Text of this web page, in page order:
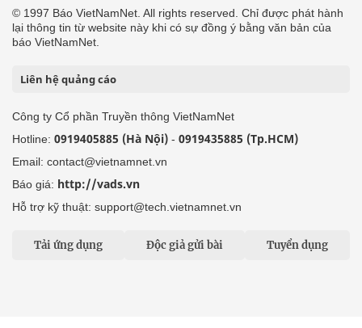
© 1997 Báo VietNamNet. All rights reserved. Chỉ được phát hành
lại thông tin từ website này khi có sự đồng ý bằng văn bản của
báo VietNamNet.
Liên hệ quảng cáo
Công ty Cổ phần Truyền thông VietNamNet
Hotline: 0919405885 (Hà Nội) - 0919435885 (Tp.HCM)
Email: contact@vietnamnet.vn
Báo giá: http://vads.vn
Hỗ trợ kỹ thuật: support@tech.vietnamnet.vn
Tải ứng dụng Độc giả gửi bài Tuyển dụng